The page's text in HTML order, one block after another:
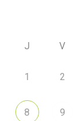
J V
1 2
8 9